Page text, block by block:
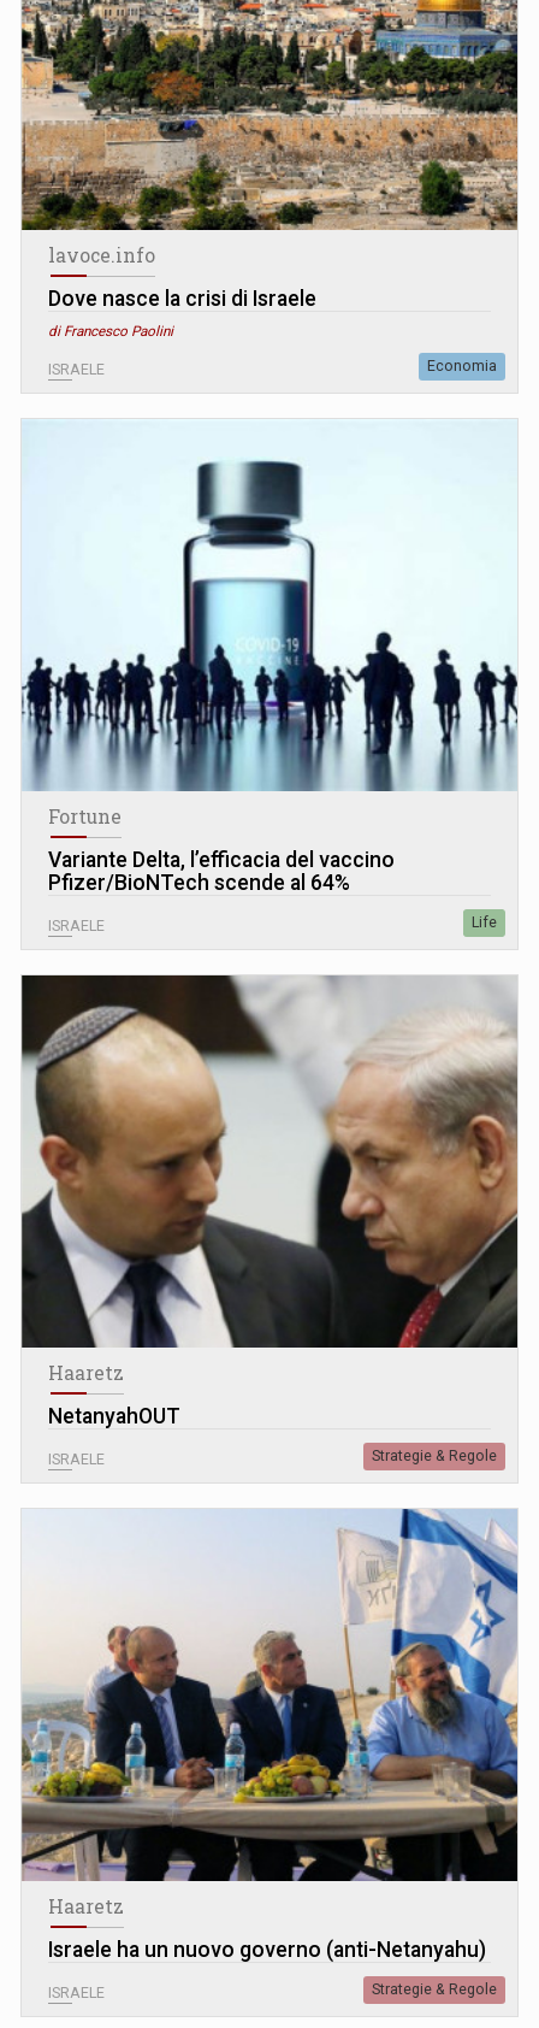
lavoce.info
Dove nasce la crisi di Israele
di Francesco Paolini
ISRAELE Economia
Fortune
Variante Delta, l’efficacia del vaccino
Pfizer/BioNTech scende al 64%
ISRAELE Life
Haaretz
NetanyahOUT
ISRAELE Strategie & Regole
Haaretz
Israele ha un nuovo governo (anti-Netanyahu)
ISRAELE Strategie & Regole